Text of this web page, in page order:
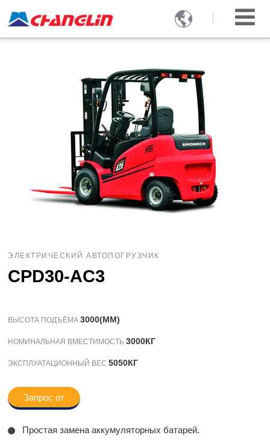

ЭЛЕКТРИЧЕСКИЙ АВТОПОГРУЗЧИК
CPD30-AC3
ВЫСОТА ПОДЪЁМА3000(ММ)
НОМИНАЛЬНАЯ ВМЕСТИМОСТЬ3000КГ
ЭКСПЛУАТАЦИОННЫЙ ВЕС5050КГ
Запрос от
Простая замена аккумуляторных батарей.